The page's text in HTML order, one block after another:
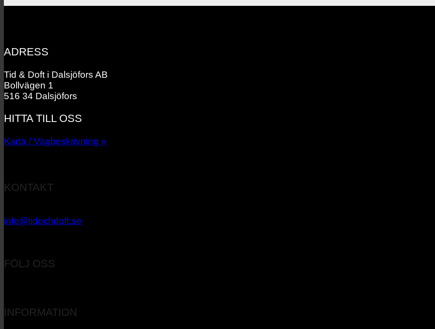
ADRESS
Tid & Doft i Dalsjöfors AB
Bollvägen 1
516 34 Dalsjöfors
HITTA TILL OSS
Karta / Vägbeskrivning »
KONTAKT
info@tidochdoft.se
FÖLJ OSS
INFORMATION